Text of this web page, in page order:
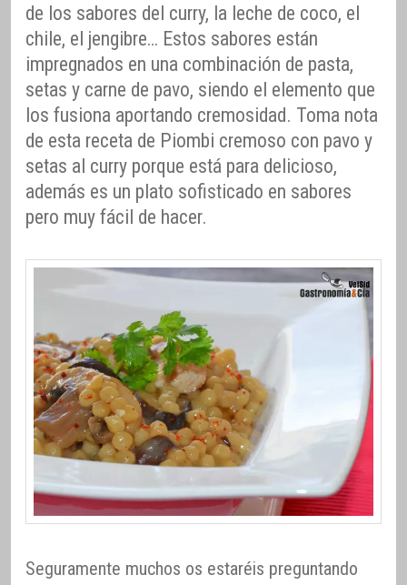
de los sabores del curry, la leche de coco, el
chile, el jengibre… Estos sabores están
impregnados en una combinación de pasta,
setas y carne de pavo, siendo el elemento que
los fusiona aportando cremosidad. Toma nota
de esta receta de Piombi cremoso con pavo y
setas al curry porque está para delicioso,
además es un plato sofisticado en sabores
pero muy fácil de hacer.
Seguramente muchos os estaréis preguntando